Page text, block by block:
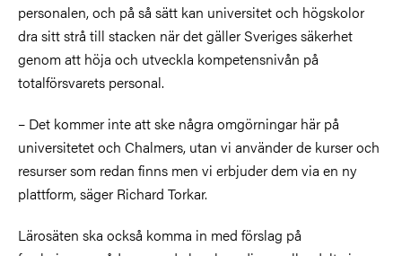
personalen, och på så sätt kan universitet och högskolor
dra sitt strå till stacken när det gäller Sveriges säkerhet
genom att höja och utveckla kompetensnivån på
totalförsvarets personal.
– Det kommer inte att ske några omgörningar här på
universitetet och Chalmers, utan vi använder de kurser och
resurser som redan finns men vi erbjuder dem via en ny
plattform, säger Richard Torkar.
Lärosäten ska också komma in med förslag på